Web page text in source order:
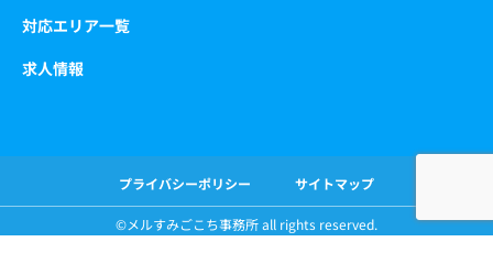
対応エリア一覧
求人情報
プライバシーポリシー サイトマップ
©️メルすみごこち事務所 all rights reserved.